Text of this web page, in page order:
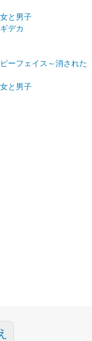
と男子
デカ
ーフェイス～消された
と男子